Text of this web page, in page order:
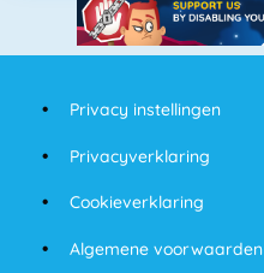
Privacy instellingen
Privacyverklaring
Cookieverklaring
Algemene voorwaarden